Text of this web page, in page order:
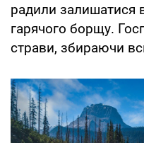
радили залишатися
гарячого борщу.
страви, збираючи